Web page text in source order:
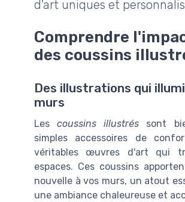
d'art uniques et
Comprendre
des coussins
Des illustrations qui
murs
Lescoussins illustrés sont
simples accessoires de
véritables œuvres d'art qui
espaces. Ces coussins
nouvelle à vos murs, un atout
une ambiance chaleureuse et